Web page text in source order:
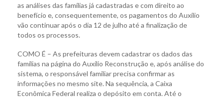
as análises das famílias já cadastradas e com direito ao
benefício e, consequentemente, os pagamentos do Auxílio
vão continuar após o dia 12 de julho até a finalização de
todos os processos.
COMO É – As prefeituras devem cadastrar os dados das
famílias na página do Auxílio Reconstrução e, após análise do
sistema, o responsável familiar precisa confirmar as
informações no mesmo site. Na sequência, a Caixa
Econômica Federal realiza o depósito em conta. Até o